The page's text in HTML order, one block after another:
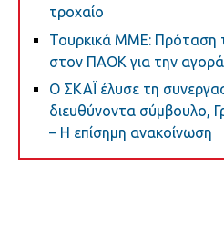
τροχαίο
Τουρκικά ΜΜΕ: Πρόταση
στον ΠΑΟΚ για την
Ο ΣΚΑΪ έλυσε τη
διευθύνοντα σύμβουλο,
– Η επίσημη ανακοίνωση